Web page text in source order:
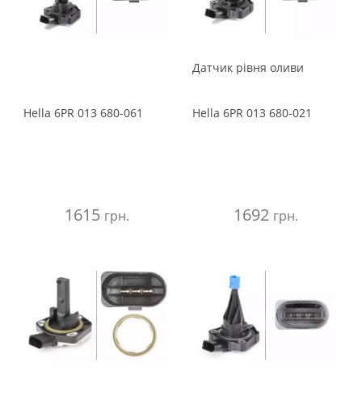
Hella 6PR 013 680-061
1615 грн.
Датчик рівня оливи
Hella 6PR 013 680-021
1692 грн.